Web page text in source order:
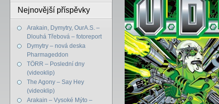
Nejnovější příspěvky
Arakain, Dymytry, OurA.S. –
Dlouhá Třebová – fotoreport
Dymytry – nová deska
Pharmageddon
TÖRR – Poslední dny
(videoklip)
The Agony – Say Hey
(videoklip)
Arakain – Vysoké Mýto –